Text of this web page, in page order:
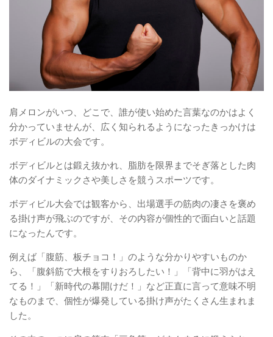
肩メロンがいつ、どこで、誰が使い始めた言葉なのかはよく
分かっていませんが、広く知られるようになったきっかけは
ボディビルの大会です。
ボディビルとは鍛え抜かれ、脂肪を限界までそぎ落とした肉
体のダイナミックさや美しさを競うスポーツです。
ボディビル大会では観客から、 出場選手の筋肉の凄さを褒め
る掛け声が飛ぶのですが、その内容が個性的で面白いと話題
になったんです。
例えば「腹筋、板チョコ！
」のような分かりやすいものか
ら、「腹斜筋で大根をすりおろしたい！ 」「背中に羽がはえ
てる！
」「新時代の幕開けだ！
」など正直に言って意味不明
なものまで、個性が爆発している掛け声がたくさん生まれま
した。